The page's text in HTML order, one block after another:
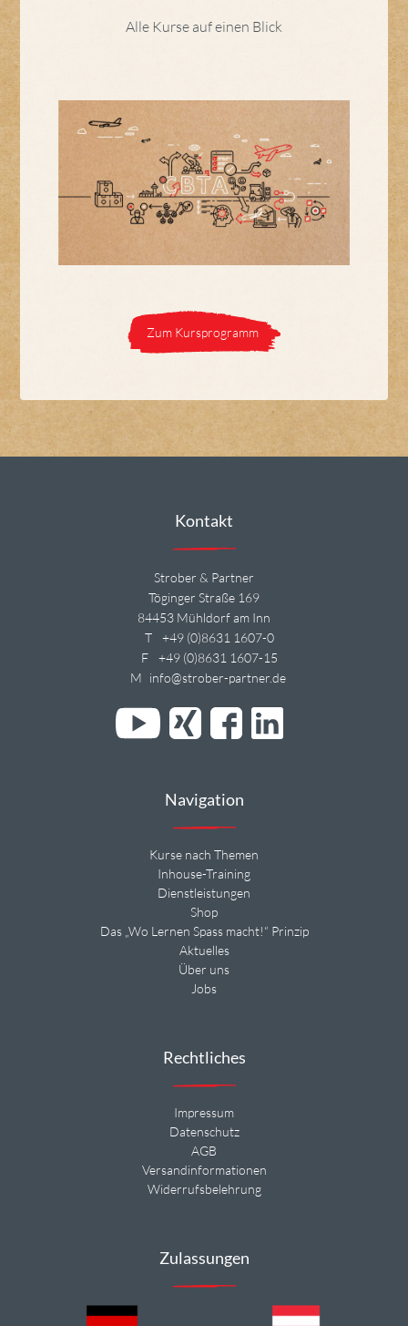
Alle Kurse auf einen Blick
Zum Kursprogramm
Kontakt
Strober & Partner
Töginger Straße 169
84453 Mühldorf am Inn
T
+49 (0)8631 1607-0
F
+49 (0)8631 1607-15
M info@strober-partner.de
Navigation
Kurse nach Themen
Inhouse-Training
Dienstleistungen
Shop
Das „Wo Lernen Spass macht!“ Prinzip
Aktuelles
Über uns
Jobs
Rechtliches
Impressum
Datenschutz
AGB
Versandinformationen
Widerrufsbelehrung
Zulassungen